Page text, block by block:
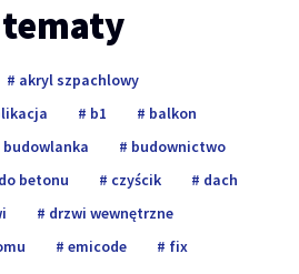
akryl szpachlowy
b1
balkon
budowlanka
budownictwo
betonu czyścik
dach
drzwi wewnętrzne
emicode
fix